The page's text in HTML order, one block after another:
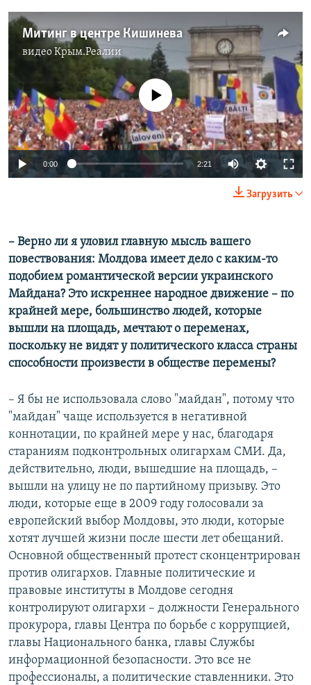
Митинг в центре Кишинева
видеоКрым.Реалии
No media source currently available
0:00 2:21
Загрузить
​– Верно ли я уловил главную мысль вашего
повествования: Молдова имеет дело с каким-то
подобием романтической версии украинского
Майдана? Это искреннее народное движение – по
крайней мере, большинство людей, которые
вышли на площадь, мечтают о переменах,
поскольку не видят у политического класса страны
способности произвести в обществе перемены?
– Я бы не использовала слово "майдан", потому что
"майдан" чаще используется в негативной
коннотации, по крайней мере у нас, благодаря
стараниям подконтрольных олигархам СМИ. Да,
действительно, люди, вышедшие на площадь, –
вышли на улицу не по партийному призыву. Это
люди, которые еще в 2009 году голосовали за
европейский выбор Молдовы, это люди, которые
хотят лучшей жизни после шести лет обещаний.
Основной общественный протест сконцентрирован
против олигархов. Главные политические и
правовые институты в Молдове сегодня
контролируют олигархи – должности Генерального
прокурора, главы Центра по борьбе с коррупцией,
главы Национального банка, главы Службы
информационной безопасности. Это все не
профессионалы, а политические ставленники. Это